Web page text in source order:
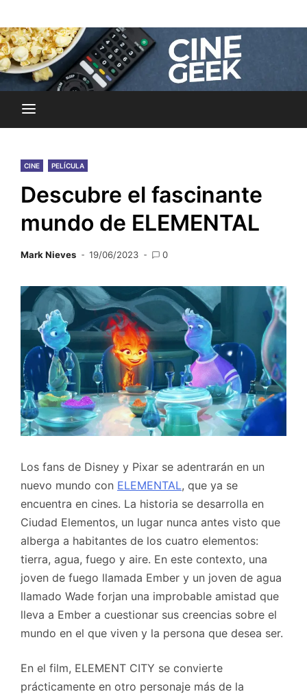
to
contentCine Geek
CINE PELÍCULA
Descubre el fascinante
mundo de ELEMENTAL
Mark Nieves 19/06/2023 0
Los fans de Disney y Pixar se adentrarán en un
nuevo mundo con ELEMENTAL, que ya se
encuentra en cines. La historia se desarrolla en
Ciudad Elementos, un lugar nunca antes visto que
alberga a habitantes de los cuatro elementos:
tierra, agua, fuego y aire. En este contexto, una
joven de fuego llamada Ember y un joven de agua
llamado Wade forjan una improbable amistad que
lleva a Ember a cuestionar sus creencias sobre el
mundo en el que viven y la persona que desea ser.
En el film, ELEMENT CITY se convierte
prácticamente en otro personaje más de la